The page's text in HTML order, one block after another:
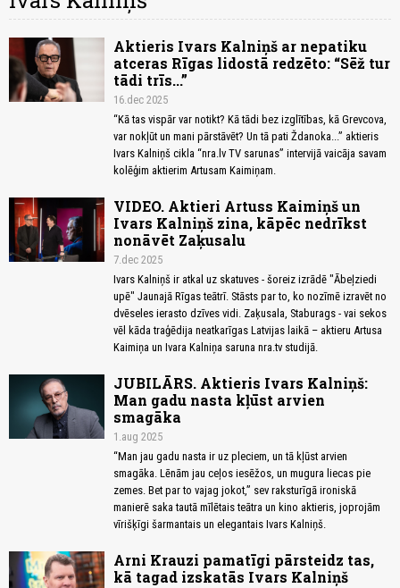
Aktieris Ivars Kalniņš ar nepatiku
atceras Rīgas lidostā redzēto: “Sēž tur
tādi trīs...”
16.dec 2025
“Kā tas vispār var notikt? Kā tādi bez izglītības, kā Grevcova,
var nokļūt un mani pārstāvēt? Un tā pati Ždanoka...” aktieris
Ivars Kalniņš cikla “nra.lv TV sarunas” intervijā vaicāja savam
kolēģim aktierim Artusam Kaimiņam.
VIDEO. Aktieri Artuss Kaimiņš un
Ivars Kalniņš zina, kāpēc nedrīkst
nonāvēt Zaķusalu
7.dec 2025
Ivars Kalniņš ir atkal uz skatuves - šoreiz izrādē "Ābeļziedi
upē" Jaunajā Rīgas teātrī. Stāsts par to, ko nozīmē izravēt no
dvēseles ierasto dzīves vidi. Zaķusala, Staburags - vai sekos
vēl kāda traģēdija neatkarīgas Latvijas laikā – aktieru Artusa
Kaimiņa un Ivara Kalniņa saruna nra.tv studijā.
JUBILĀRS. Aktieris Ivars Kalniņš:
Man gadu nasta kļūst arvien
smagāka
1.aug 2025
“Man jau gadu nasta ir uz pleciem, un tā kļūst arvien
smagāka. Lēnām jau ceļos iesēžos, un mugura liecas pie
zemes. Bet par to vajag jokot,” sev raksturīgā ironiskā
manierē saka tautā mīlētais teātra un kino aktieris, joprojām
vīrišķīgi šarmantais un elegantais Ivars Kalniņš.
Arni Krauzi pamatīgi pārsteidz tas,
kā tagad izskatās Ivars Kalniņš